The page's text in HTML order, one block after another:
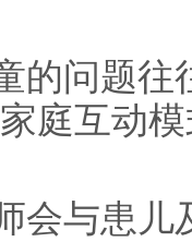
的问题
庭互动
会与患